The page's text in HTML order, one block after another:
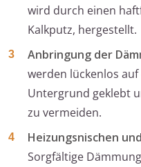
wird durch einen
Kalkputz, hergestellt.
Anbringung der
werden lückenlos
Untergrund geklebt
zu vermeiden.
Heizungsnischen
Sorgfältige